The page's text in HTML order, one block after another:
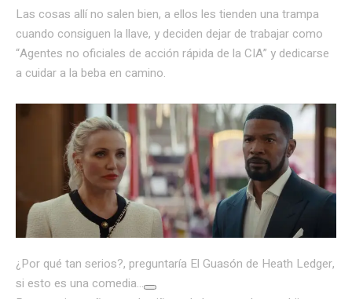
Las cosas allí no salen bien, a ellos les tienden una trampa
cuando consiguen la llave, y deciden dejar de trabajar como
“Agentes no oficiales de acción rápida de la CIA” y dedicarse
a cuidar a la beba en camino.
¿Por qué tan serios?, preguntaría El Guasón de Heath Ledger,
si esto es una comedia…